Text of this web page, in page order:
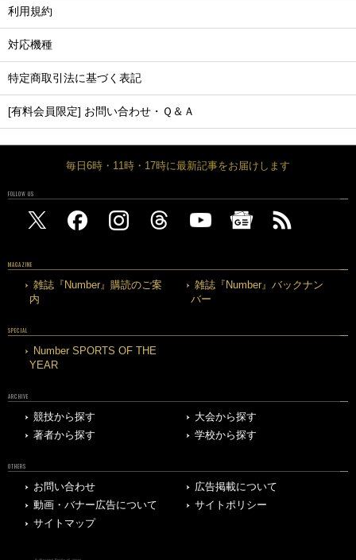
利用規約
対応機種
特定商取引法に基づく表記
[有料会員限定] お問い合わせ・Ｑ＆Ａ
毎日6時・11時・17時に最新記事をお届けします
FOLLOW US
MAGAZINE
雑誌『Number』購読のご案
内
雑誌『Number』バックナン
バー
SPECIAL
Number SPORTS OF THE
YEAR
ARCHIVE
競技から探す
大会から探す
著者から探す
学校から探す
OTHERS
お問い合わせ
広告掲載について
動画・バナー広告について
サイトポリシー
サイトマップ